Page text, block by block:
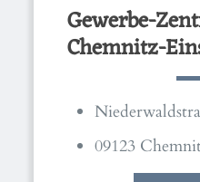
Gewerbe-
Chemnitz-
09123